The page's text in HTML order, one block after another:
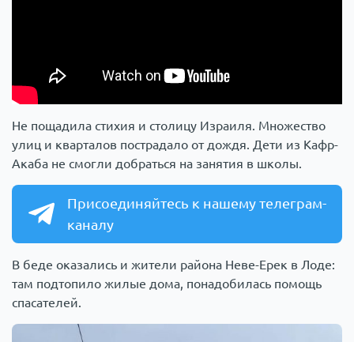
Не пощадила стихия и столицу Израиля. Множество
улиц и кварталов пострадало от дождя. Дети из Кафр-
Акаба не смогли добраться на занятия в школы.
Присоединяйтесь к нашему телеграм-
каналу
В беде оказались и жители района Неве-Ерек в Лоде:
там подтопило жилые дома, понадобилась помощь
спасателей.